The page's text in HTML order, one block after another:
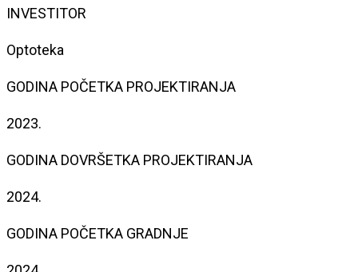
INVESTITOR
Optoteka
GODINA POČETKA PROJEKTIRANJA
2023.
GODINA DOVRŠETKA PROJEKTIRANJA
2024.
GODINA POČETKA GRADNJE